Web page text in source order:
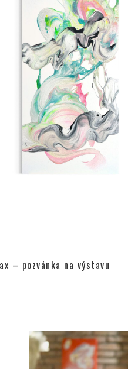
– pozvánka na výstavu